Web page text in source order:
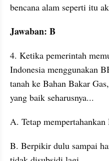
bencana alam seperti itu
Jawaban: B
4. Ketika pemerintah
Indonesia menggunakan
tanah ke Bahan Bakar
yang baik seharusnya...
A. Tetap
B. Berpikir dulu sampai